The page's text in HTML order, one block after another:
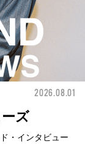
2026.08.01
ズ
・インタビュー